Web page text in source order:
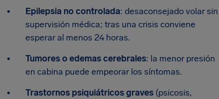
Epilepsia no controlada: desaconsejado volar sin
supervisión médica; tras una crisis conviene
esperar al menos 24 horas.
Tumores o edemas cerebrales: la menor presión
en cabina puede empeorar los síntomas.
Trastornos psiquiátricos graves (psicosis,